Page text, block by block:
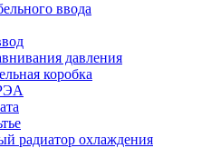
ввода
давления
коробка
радиатор охлаждения